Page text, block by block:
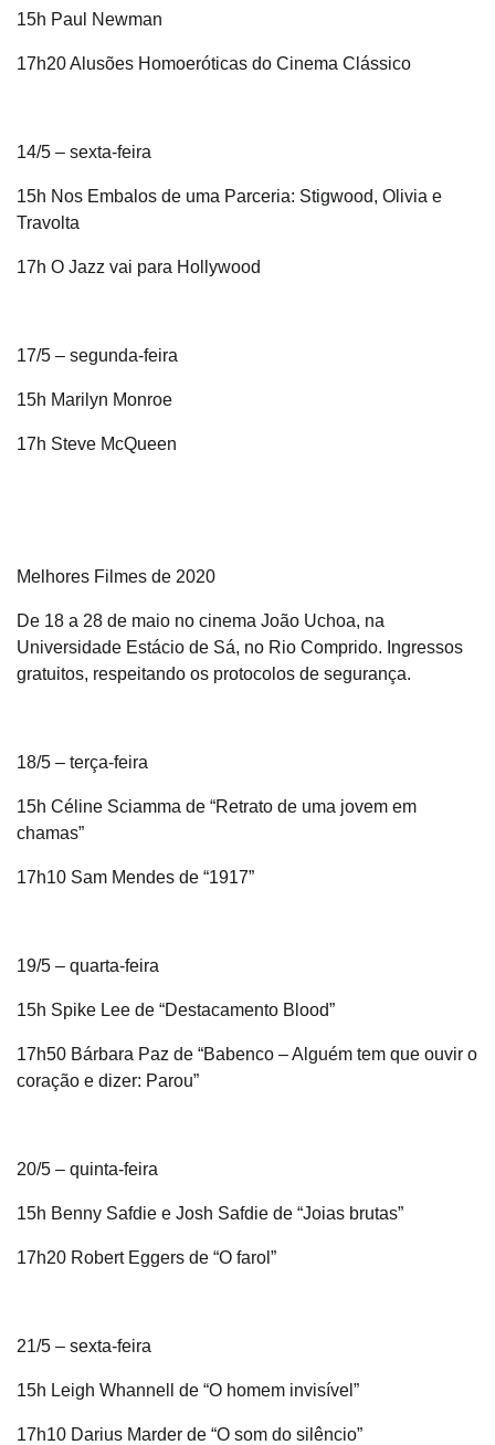
15h Paul Newman
17h20 Alusões Homoeróticas do Cinema Clássico
14/5 – sexta-feira
15h Nos Embalos de uma Parceria: Stigwood, Olivia e
Travolta
17h O Jazz vai para Hollywood
17/5 – segunda-feira
15h Marilyn Monroe
17h Steve McQueen
Melhores Filmes de 2020
De 18 a 28 de maio no cinema João Uchoa, na
Universidade Estácio de Sá, no Rio Comprido. Ingressos
gratuitos, respeitando os protocolos de segurança.
18/5 – terça-feira
15h Céline Sciamma de “Retrato de uma jovem em
chamas”
17h10 Sam Mendes de “1917”
19/5 – quarta-feira
15h Spike Lee de “Destacamento Blood”
17h50 Bárbara Paz de “Babenco – Alguém tem que ouvir o
coração e dizer: Parou”
20/5 – quinta-feira
15h Benny Safdie e Josh Safdie de “Joias brutas”
17h20 Robert Eggers de “O farol”
21/5 – sexta-feira
15h Leigh Whannell de “O homem invisível”
17h10 Darius Marder de “O som do silêncio”